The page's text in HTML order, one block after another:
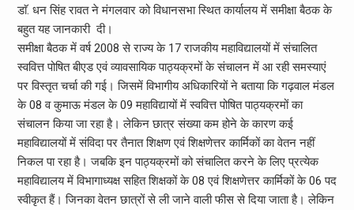
डाॅ. धन सिंह रावत ने मंगलवार को विधानसभा स्थित कार्यालय में समीक्षा बैठक के
बहुत यह जानकारी दी।
समीक्षा बैठक में वर्ष 2008 से राज्य के 17 राजकीय महाविद्यालयों में संचालित
स्ववित्त पोषित बीएड एवं व्यावसायिक पाठ्यक्रमों के संचालन में आ रही समस्याएं
पर विस्तृत चर्चा की गई। जिसमें विभागीय अधिकारियों ने बताया कि गढ़वाल मंडल
के 08 व कुमाऊ मंडल के 09 महाविद्यायों में स्ववित्त पोषित पाठ्यक्रमों का
संचालन किया जा रहा है। लेकिन छात्र संख्या कम होने के कारण कई
महाविद्यालयों में संविदा पर तैनात शिक्षण एवं शिक्षणेत्तर कार्मिकों का वेतन नहीं
निकल पा रहा है। जबकि इन पाठ्यक्रमों को संचालित करने के लिए प्रत्येक
महाविद्यालय में विभागाध्यक्ष सहित शिक्षकों के 08 एवं शिक्षणेत्तर कार्मिकों के 06 पद
स्वीकृत हैं। जिनका वेतन छात्रों से ली जाने वाली फीस से दिया जाता है। लेकिन